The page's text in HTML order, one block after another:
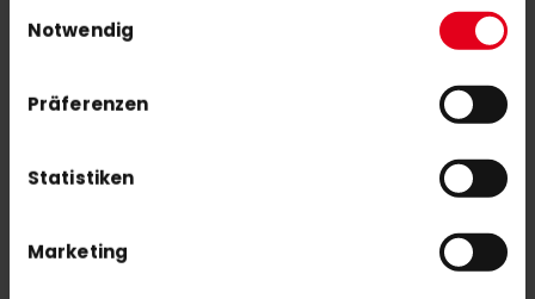
Nutzung der Dienste gesammelt haben.
Notwendig
Präferenzen
Statistiken
Marketing
Mit unserem Newsletter seid ihr immer auf den neuesten Stand
was News, Tipps und Rabattaktionen rund um unseren Shop